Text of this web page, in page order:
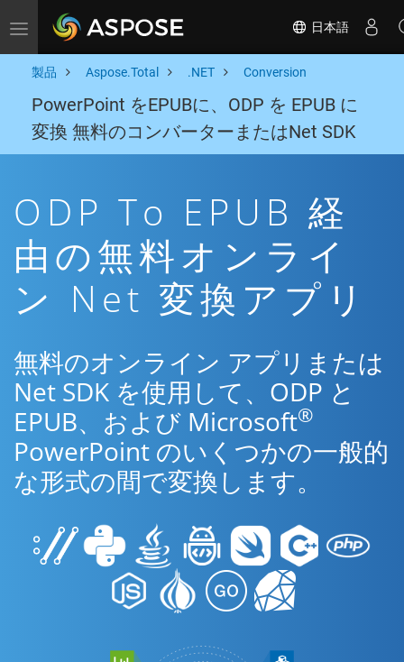
Toggle navigation 日本語
製品 Aspose.Total .NET Conversion
PowerPoint をEPUBに、ODP を EPUB に
変換 無料のコンバーターまたはNet SDK
ODP To EPUB 経
由の無料オンライ
ン Net 変換アプリ
無料のオンライン アプリまたは
Net SDK を使用して、ODP と
EPUB、および Microsoft®
PowerPoint のいくつかの一般的
な形式の間で変換します。